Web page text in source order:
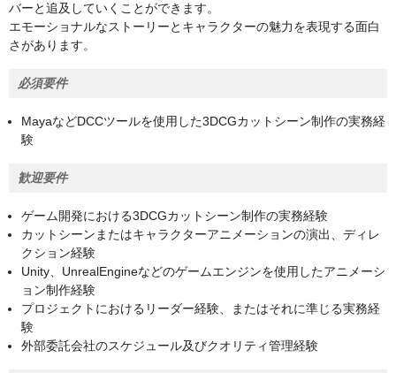
バーと追及していくことができます。
エモーショナルなストーリーとキャラクターの魅力を表現する面白
さがあります。
必須要件
MayaなどDCCツールを使用した3DCGカットシーン制作の実務経
験
歓迎要件
ゲーム開発における3DCGカットシーン制作の実務経験
カットシーンまたはキャラクターアニメーションの演出、ディレ
クション経験
Unity、UnrealEngineなどのゲームエンジンを使用したアニメーシ
ョン制作経験
プロジェクトにおけるリーダー経験、またはそれに準じる実務経
験
外部委託会社のスケジュール及びクオリティ管理経験